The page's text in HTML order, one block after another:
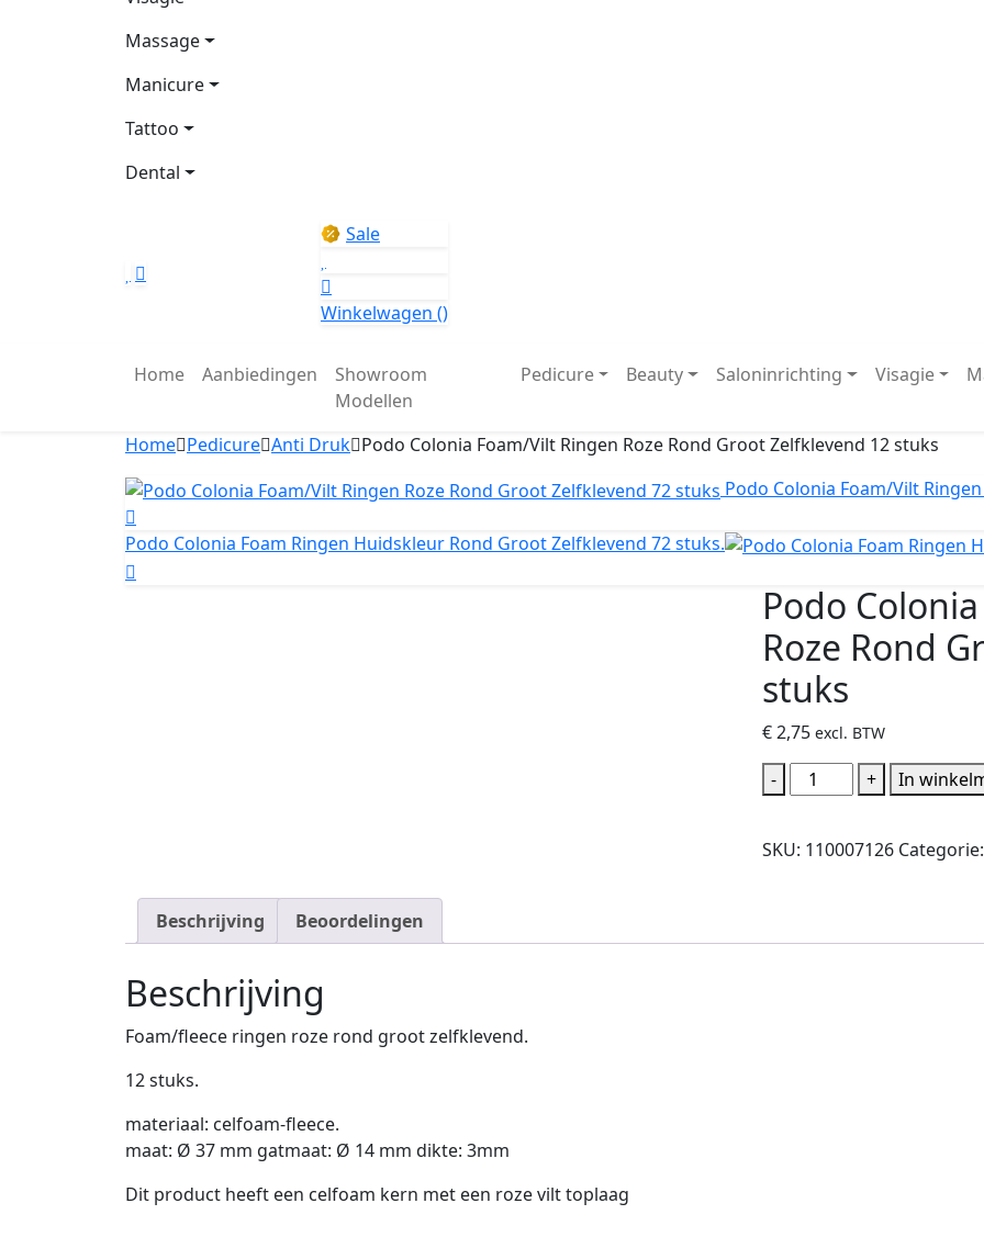
Massage
Manicure
Tattoo
Dental
Sale
Winkelwagen ()
Home Aanbiedingen
Showroom
Modellen
Pedicure Beauty Saloninrichting Visagie
Home Pedicure Anti Druk Podo Colonia Foam/Vilt Ringen Roze Rond Groot Zelfklevend 12 stuks
Podo Colonia Foam/Vilt
Podo Colonia Foam Ringen Huidskleur Rond Groot Zelfklevend 72 stuks.
Podo
Roze Rond
stuks
€2,75 excl. BTW
-
Podo
Colonia
Ringen
+ In
SKU: 110007126
Beschrijving Beoordelingen
Beschrijving
Foam/fleece ringen roze rond groot zelfklevend.
12 stuks.
materiaal: celfoam-fleece.
maat: Ø 37 mm gatmaat: Ø 14 mm dikte: 3mm
Dit product heeft een celfoam kern met een roze vilt toplaag